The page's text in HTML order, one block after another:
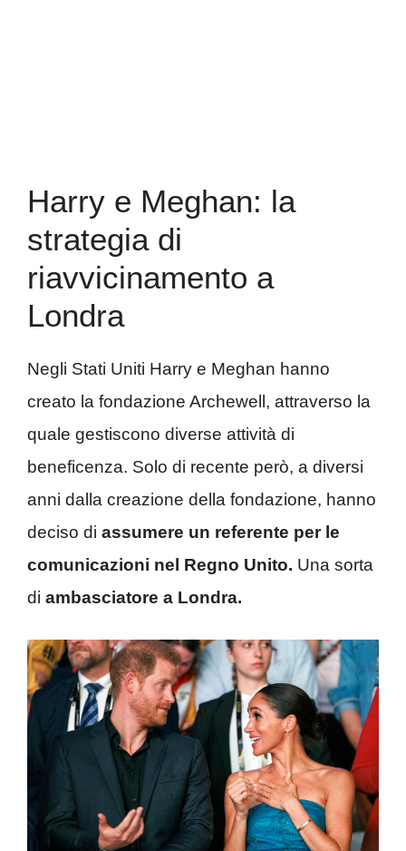
Harry e Meghan: la
strategia di
riavvicinamento a
Londra
Negli Stati Uniti Harry e Meghan hanno
creato la fondazione Archewell, attraverso la
quale gestiscono diverse attività di
beneficenza. Solo di recente però, a diversi
anni dalla creazione della fondazione, hanno
deciso di assumere un referente per le
comunicazioni nel Regno Unito. Una sorta
di ambasciatore a Londra.